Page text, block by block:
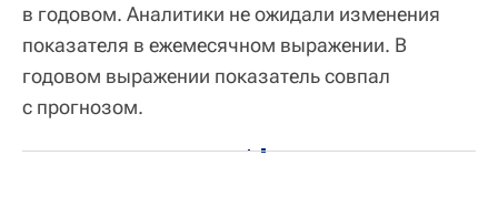
в годовом. Аналитики не ожидали изменения
показателя в ежемесячном выражении. В
годовом выражении показатель совпал
с прогнозом.